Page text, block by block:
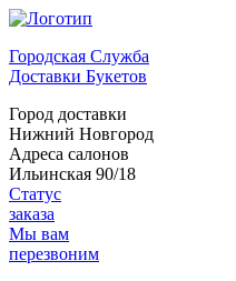
Городская Служба
Доставки Букетов
Город доставки
Нижний Новгород
Адреса салонов
Ильинская 90/18
Статус
заказа
Мы вам
перезвоним